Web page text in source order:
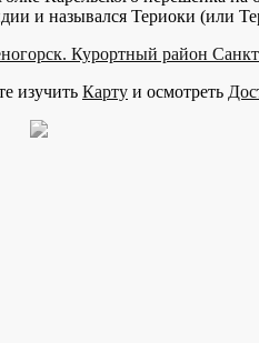
и назывался Териоки (или
изучить Карту и осмотреть